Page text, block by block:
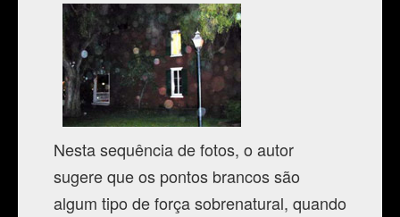
Nesta sequência de fotos, o autor
sugere que os pontos brancos são
algum tipo de força sobrenatural, quando